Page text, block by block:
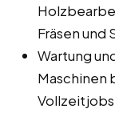
Fräsen und
Wartung
Maschinen
Vollzeitjobs